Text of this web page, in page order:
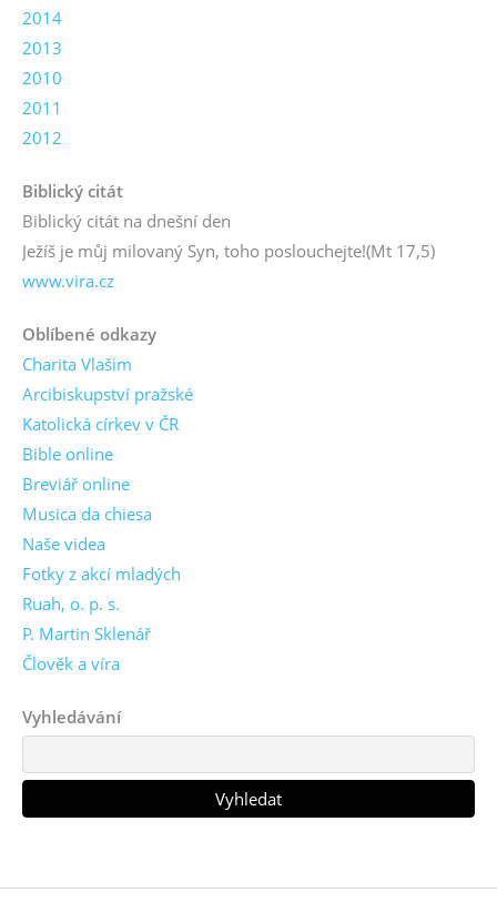
2014
2013
2010
2011
2012
Biblický citát
Biblický citát na dnešní den
Ježíš je můj milovaný Syn, toho poslouchejte!(Mt 17,5)
www.vira.cz
Oblíbené odkazy
Charita Vlašim
Arcibiskupství pražské
Katolická církev v ČR
Bible online
Breviář online
Musica da chiesa
Naše videa
Fotky z akcí mladých
Ruah, o. p. s.
P. Martin Sklenář
Člověk a víra
Vyhledávání